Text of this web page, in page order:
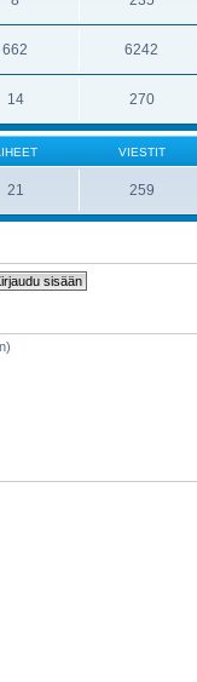
662 6242
14 270
VIESTIT
21 259